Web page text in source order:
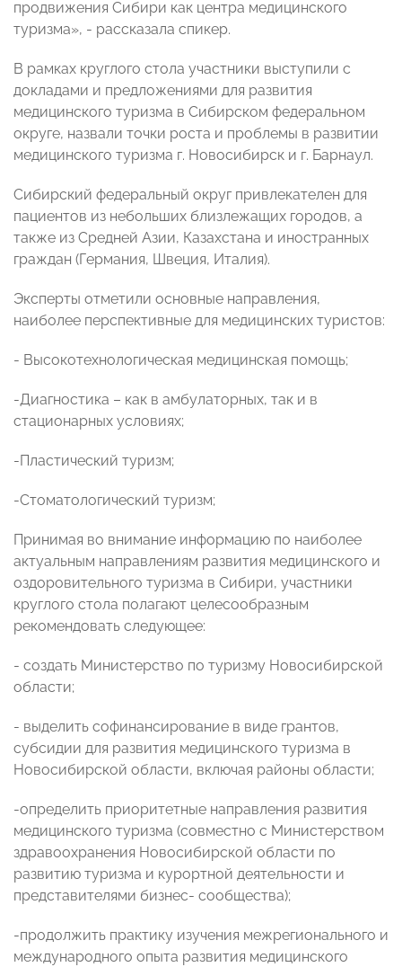
продвижения Сибири как центра медицинского
туризма», - рассказала спикер.
В рамках круглого стола участники выступили с
докладами и предложениями для развития
медицинского туризма в Сибирском федеральном
округе, назвали точки роста и проблемы в развитии
медицинского туризма г. Новосибирск и г. Барнаул.
Сибирский федеральный округ привлекателен для
пациентов из небольших близлежащих городов, а
также из Средней Азии, Казахстана и иностранных
граждан (Германия, Швеция, Италия).
Эксперты отметили основные направления,
наиболее перспективные для медицинских туристов:
- Высокотехнологическая медицинская помощь;
-Диагностика – как в амбулаторных, так и в
стационарных условиях;
-Пластический туризм;
-Стоматологический туризм;
Принимая во внимание информацию по наиболее
актуальным направлениям развития медицинского и
оздоровительного туризма в Сибири, участники
круглого стола полагают целесообразным
рекомендовать следующее:
- создать Министерство по туризму Новосибирской
области;
- выделить софинансирование в виде грантов,
субсидии для развития медицинского туризма в
Новосибирской области, включая районы области;
-определить приоритетные направления развития
медицинского туризма (совместно с Министерством
здравоохранения Новосибирской области по
развитию туризма и курортной деятельности и
представителями бизнес- сообщества);
-продолжить практику изучения межрегионального и
международного опыта развития медицинского